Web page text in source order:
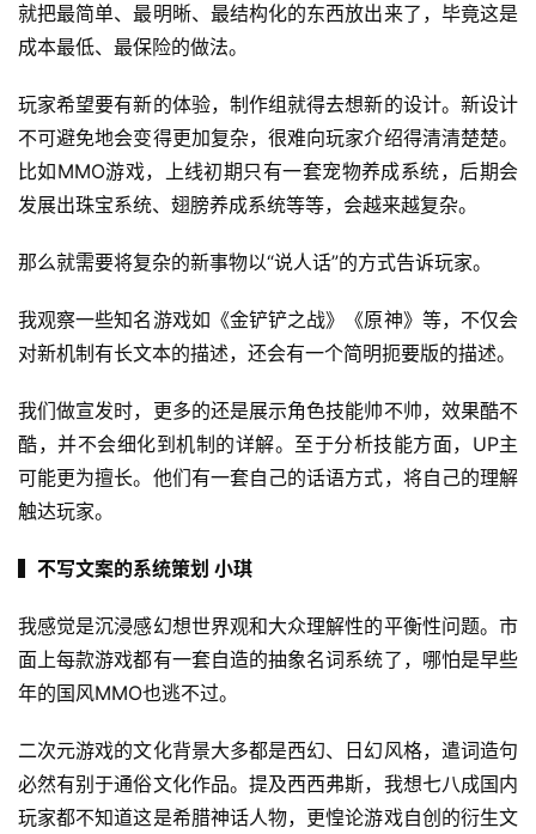
就把最简单、最明晰、最结构化的东西放出来了，毕竟这是
成本最低、最保险的做法。
玩家希望要有新的体验，制作组就得去想新的设计。新设计
不可避免地会变得更加复杂，很难向玩家介绍得清清楚楚。
比如MMO游戏，上线初期只有一套宠物养成系统，后期会
发展出珠宝系统、翅膀养成系统等等，会越来越复杂。
那么就需要将复杂的新事物以“说人话”的方式告诉玩家。
我观察一些知名游戏如《金铲铲之战》《原神》等，不仅会
对新机制有长文本的描述，还会有一个简明扼要版的描述。
我们做宣发时，更多的还是展示角色技能帅不帅，效果酷不
酷，并不会细化到机制的详解。至于分析技能方面，UP主
可能更为擅长。他们有一套自己的话语方式，将自己的理解
触达玩家。
▍不写文案的系统策划 小琪
我感觉是沉浸感幻想世界观和大众理解性的平衡性问题。市
面上每款游戏都有一套自造的抽象名词系统了，哪怕是早些
年的国风MMO也逃不过。
二次元游戏的文化背景大多都是西幻、日幻风格，遣词造句
必然有别于通俗文化作品。提及西西弗斯，我想七八成国内
玩家都不知道这是希腊神话人物，更惶论游戏自创的衍生文